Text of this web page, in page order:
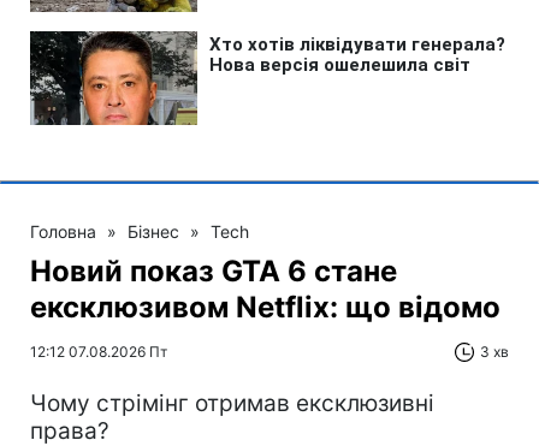
Головна » Бізнес » Tech
Новий показ GTA 6 стане
ексклюзивом Netflix: що відомо
12:12 07.08.2026 Пт 3 хв
Чому стрімінг отримав ексклюзивні
права?